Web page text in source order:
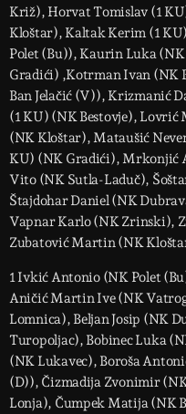
Križ), Horvat Tomislav (1
Kloštar), Kaltak Kerim (1
Polet (Bu)), Kaurin Luka
Gradići) ,Kotrman Ivan (NK
Ban Jelačić (V)), Krizmanić
(1 KU) (NK Bestovje),
(NK Kloštar), Mataušić
KU) (NK Gradići), Mrkonjić
Vito (NK Sutla-Laduč),
Štajdohar Daniel (NK
Vapnar Karlo (NK Zrinski),
Zubatović Martin (NK
1 Ivkić Antonio (NK Polet
Aničić Martin Ive (NK
Lomnica), Beljan Josip (NK
Turopoljac), Bobinec Luka
(NK Lukavec), Boroša
(D)), Čizmadija Zvonimir
Lonja), Čumpek Matija (NK